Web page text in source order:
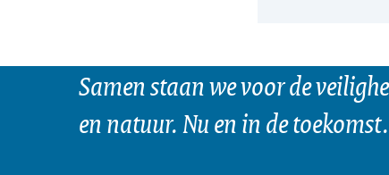
Samen staan we voor de
en natuur. Nu en in de toekomst.